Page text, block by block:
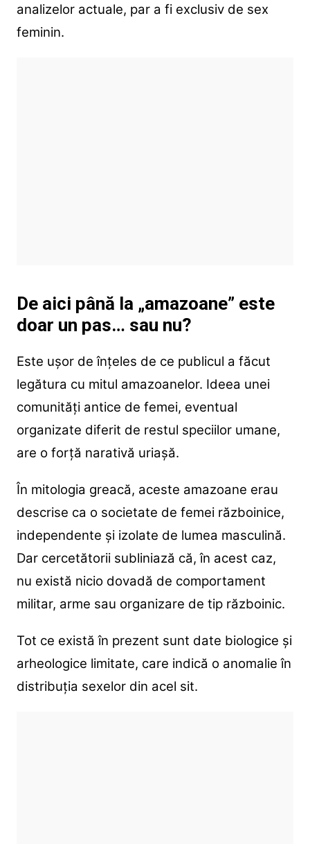
analizelor actuale, par a fi exclusiv de sex
feminin.
De aici până la „amazoane” este
doar un pas… sau nu?
Este ușor de înțeles de ce publicul a făcut
legătura cu mitul amazoanelor. Ideea unei
comunități antice de femei, eventual
organizate diferit de restul speciilor umane,
are o forță narativă uriașă.
În mitologia greacă, aceste amazoane erau
descrise ca o societate de femei războinice,
independente și izolate de lumea masculină.
Dar cercetătorii subliniază că, în acest caz,
nu există nicio dovadă de comportament
militar, arme sau organizare de tip războinic.
Tot ce există în prezent sunt date biologice și
arheologice limitate, care indică o anomalie în
distribuția sexelor din acel sit.